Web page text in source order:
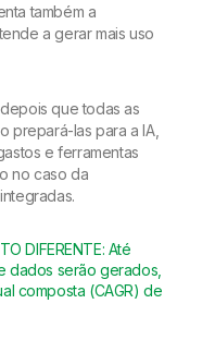
também a
a gerar mais uso
que todas as
prepará-las para a IA,
e ferramentas
no caso da
DIFERENTE: Até
dados serão gerados,
composta (CAGR) de